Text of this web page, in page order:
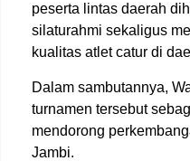
peserta lintas daerah
silaturahmi sekaligus
kualitas atlet catur di
Dalam sambutannya,
turnamen tersebut
mendorong
Jambi.